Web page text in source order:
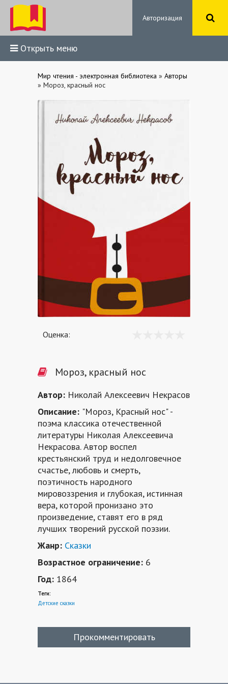
Авторизация
Открыть меню
Мир чтения - электронная библиотека » Авторы
» Мороз, красный нос
Мороз, красный нос
Автор: Николай Алексеевич Некрасов
Описание: "Мороз, Красный нос" -
поэма классика отечественной
литературы Николая Алексеевича
Некрасова. Автор воспел
крестьянский труд и недолговечное
счастье, любовь и смерть,
поэтичность народного
мировоззрения и глубокая, истинная
вера, которой пронизано это
произведение, ставят его в ряд
лучших творений русской поэзии.
Жанр: Сказки
Возрастное ограничение: 6
Год: 1864
Теги:
Детские сказки
Оценка:
Прокомментировать